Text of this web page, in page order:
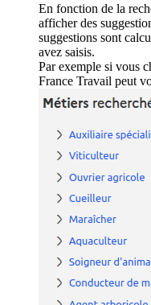
En fonction de la
afficher des
suggestions sont
avez saisis.
Par exemple si vous
France Travail peut